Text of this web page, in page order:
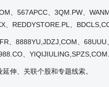
、567APCC、3QM.PW、
、REDDYSTORE.PL、
、8888YU,JDZJ,COM、
、
伸、关联个股和专题线索。